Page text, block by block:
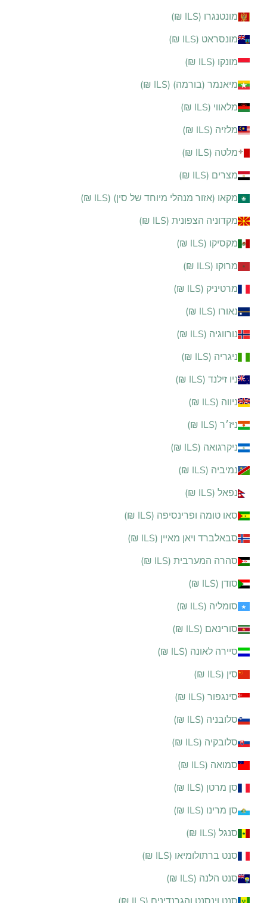
מונטנגרו (ILS ₪)
מונסראט (ILS ₪)
מונקו (ILS ₪)
מיאנמר (בורמה) (ILS ₪)
מלאווי (ILS ₪)
מלזיה (ILS ₪)
מלטה (ILS ₪)
מצרים (ILS ₪)
מקאו (אזור מנהלי מיוחד של סין) (ILS ₪)
מקדוניה הצפונית (ILS ₪)
מקסיקו (ILS ₪)
מרוקו (ILS ₪)
מרטיניק (ILS ₪)
נאורו (ILS ₪)
נורווגיה (ILS ₪)
ניגריה (ILS ₪)
ניו זילנד (ILS ₪)
ניווה (ILS ₪)
ניז׳ר (ILS ₪)
ניקרגואה (ILS ₪)
נמיביה (ILS ₪)
נפאל (ILS ₪)
סאו טומה ופרינסיפה (ILS ₪)
סבאלברד ויאן מאיין (ILS ₪)
סהרה המערבית (ILS ₪)
סודן (ILS ₪)
סומליה (ILS ₪)
סורינאם (ILS ₪)
סיירה לאונה (ILS ₪)
סין (ILS ₪)
סינגפור (ILS ₪)
סלובניה (ILS ₪)
סלובקיה (ILS ₪)
סמואה (ILS ₪)
סן מרטן (ILS ₪)
סן מרינו (ILS ₪)
סנגל (ILS ₪)
סנט ברתולומיאו (ILS ₪)
סנט הלנה (ILS ₪)